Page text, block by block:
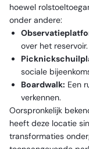
hoewel
onder andere:
over het reservoir.
sociale
Boardwalk: Een
verkennen.
Oorspronkelijk
heeft deze locatie
transformaties